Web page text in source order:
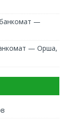
—
— Орша,